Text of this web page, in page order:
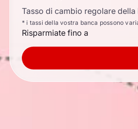
Tasso di cambio regolare
* i tassi della vostra banca possono
Risparmiate fino a